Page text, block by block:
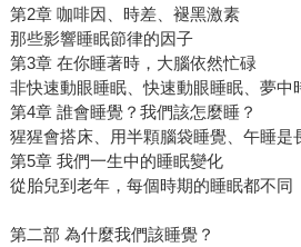
第2章 咖啡因、時差、褪黑激素
那些影響睡眠節律的因子
第3章 在你睡著時，大腦依然忙碌
非快速動眼睡眠、快速動眼睡眠、夢中
第4章 誰會睡覺？我們該怎麼睡？
猩猩會搭床、用半顆腦袋睡覺、午睡是
第5章 我們一生中的睡眠變化
從胎兒到老年，每個時期的睡眠都不同
第二部 為什麼我們該睡覺？